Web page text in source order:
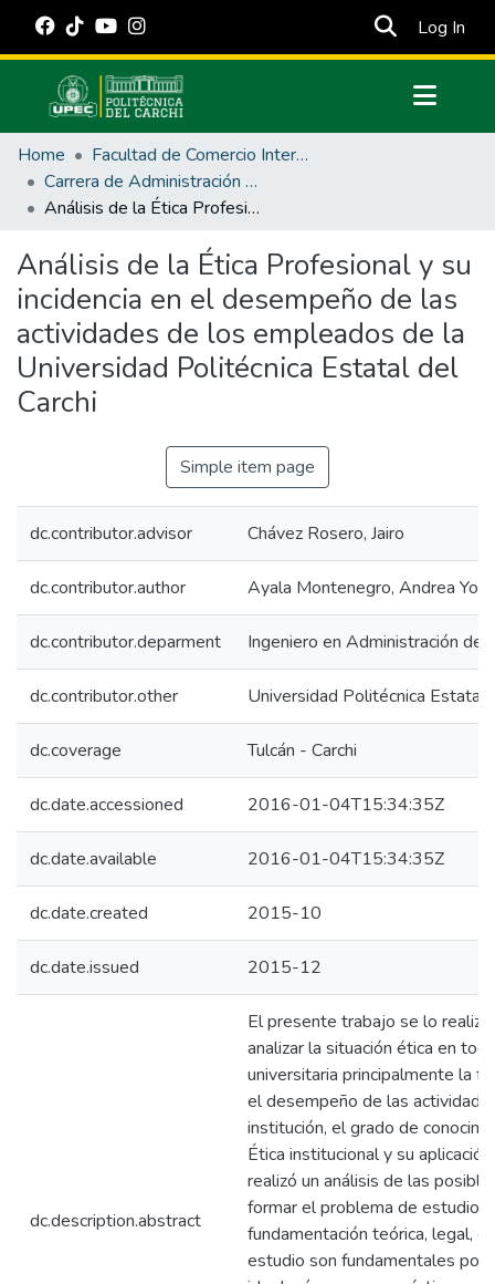
Log In
Communities & Collections
All of DSpace
Statistics
Estadísticas Externas
Manuales
Home
Facultad de Comercio Internacional, Integración, Administración y Economía Empresarial
Carrera de Administración de Empresas y Marketing
Análisis de la Ética Profesional y su incidencia en el desempeño de las actividades de los empleados de la Universidad Politécnica Estatal del Carchi
Análisis de la Ética Profesional y su
incidencia en el desempeño de las
actividades de los empleados de la
Universidad Politécnica Estatal del
Carchi
Simple item page
dc.contributor.advisor Chávez Rosero, Jairo
dc.contributor.author Ayala Montenegro, Andrea
dc.contributor.deparment Ingeniero en Administración de
dc.contributor.other Universidad Politécnica Estatal
dc.coverage Tulcán - Carchi
dc.date.accessioned 2016-01-04T15:34:35Z
dc.date.available 2016-01-04T15:34:35Z
dc.date.created 2015-10
dc.date.issued 2015-12
dc.description.abstract
El presente trabajo se lo
analizar la situación ética en
universitaria principalmente la
el desempeño de las
institución, el grado de
Ética institucional y su
realizó un análisis de las
formar el problema de estudio.
fundamentación teórica, legal,
estudio son fundamentales